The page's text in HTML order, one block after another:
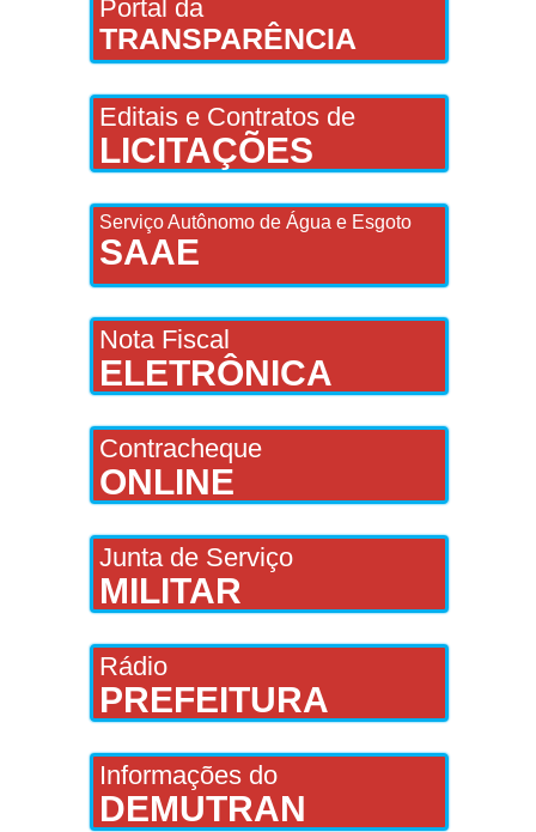
Portal da
TRANSPARÊNCIA
Editais e Contratos de
LICITAÇÕES
Serviço Autônomo de Água e Esgoto
SAAE
Nota Fiscal
ELETRÔNICA
Contracheque
ONLINE
Junta de Serviço
MILITAR
Rádio
PREFEITURA
Informações do
DEMUTRAN